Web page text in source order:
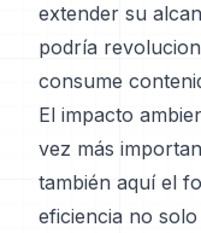
extender su
podría
consume
El impacto
vez más
también aquí el
eficiencia no